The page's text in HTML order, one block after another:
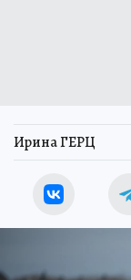
Ирина ГЕРЦ